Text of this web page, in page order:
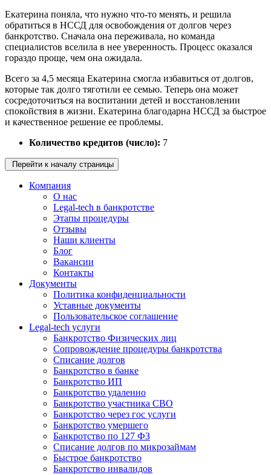
Екатерина поняла, что нужно что-то менять, и решила
обратиться в НССД для освобождения от долгов через
банкротство. Сначала она переживала, но команда
специалистов вселила в нее уверенность. Процесс оказался
гораздо проще, чем она ожидала.
Всего за 4,5 месяца Екатерина смогла избавиться от долгов,
которые так долго тяготили ее семью. Теперь она может
сосредоточиться на воспитании детей и восстановлении
спокойствия в жизни. Екатерина благодарна НССД за быстрое
и качественное решение ее проблемы.
Количество кредитов (число): 7
Перейти к началу страницы
Компания
О нас
Legal-tech в банкротстве
Этапы процедуры
Отзывы
Наши клиенты
Блог
Вакансии
Контакты
Документы
Политика конфиденциальности
Уставные документы
Пользовательское соглашение
Legal-tech услуги
Банкротство Физических лиц
Сопровождение процедуры банкротства
Списание долгов
Банкротство в банке
Банкротство ИП
Банкротство удаленно
Банкротство участника СВО
Банкротство через гос услуги
Банкротство умершего
Банкротство по 127 ФЗ
Списание долгов по микрозаймам
Быстрое банкротство
Банкротство инвалидов